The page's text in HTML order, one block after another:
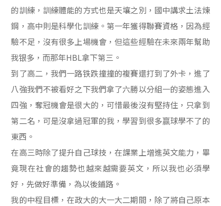
的訓練，訓練體能的方式也是天壤之別，國中講求土法煉
鋼，高中則是科學化訓練。第一年獲得聯賽資格，因為經
驗不足，沒有很多上場機會，但這些經驗在未來兩年幫助
我银多，而那年HBL拿下第三。
到了高二，我們一路铁跌撞撞的複賽還打到了外卡，進了
八強我們不被看好之下我們拿了六勝以分組一的姿態進入
四強，奪冠機會是很大的，可惜最後沒有堅持住，只拿到
第二名，可是沒拿過冠軍的我，學習到很多赢球學不了的
東西。
在高三時除了提升自己球技，在課業上增進英文能力，畢
竟現在社會的趨勢也越來越需要英文，所以我也必須學
好，先做好準備，為以後鋪路。
我的中程目標，在政大的大一大二期間，除了將自己原本